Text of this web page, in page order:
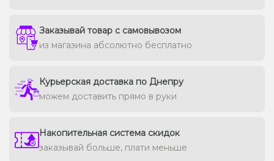
Заказывай товар с самовывозом
из магазина абсолютно бесплатно
Курьерская доставка по Днепру
можем доставить прямо в руки
Накопительная система скидок
заказывай больше, плати меньше